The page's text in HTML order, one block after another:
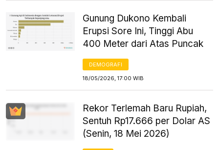
Gunung Dukono Kembali
Erupsi Sore Ini, Tinggi Abu
400 Meter dari Atas Puncak
DEMOGRAFI
18/05/2026, 17:00 WIB
Rekor Terlemah Baru Rupiah,
Sentuh Rp17.666 per Dolar AS
(Senin, 18 Mei 2026)